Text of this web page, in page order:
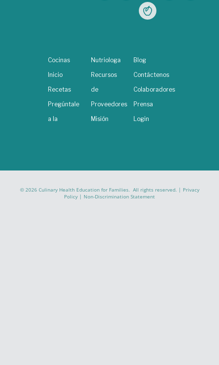
Cocinas
Inicio
Recetas
Pregúntale
a la
Nutriologa
Recursos
de
Proveedores
Misión
Blog
Contáctenos
Colaboradores
Prensa
Login
© 2026 Culinary Health Education for Families. All rights reserved. | Privacy
Policy | Non-Discrimination Statement